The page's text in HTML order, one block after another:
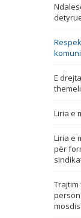
E
Liria e
Liria e
për